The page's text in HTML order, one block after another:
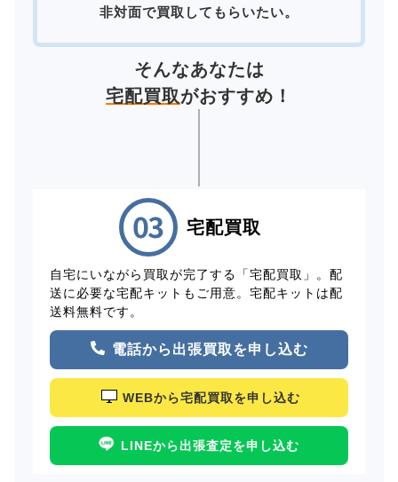
非対面で買取してもらいたい。
そんなあなたは
宅配買取がおすすめ！
宅配買取
自宅にいながら買取が完了する「宅配買取」。配
送に必要な宅配キットもご用意。宅配キットは配
送料無料です。
電話から出張買取を申し込む
WEBから宅配買取を申し込む
LINEから出張査定を申し込む